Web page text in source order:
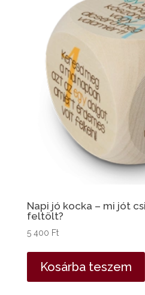
Napi jó kocka – mi jót
feltölt?
5 400 Ft
Kosárba teszem